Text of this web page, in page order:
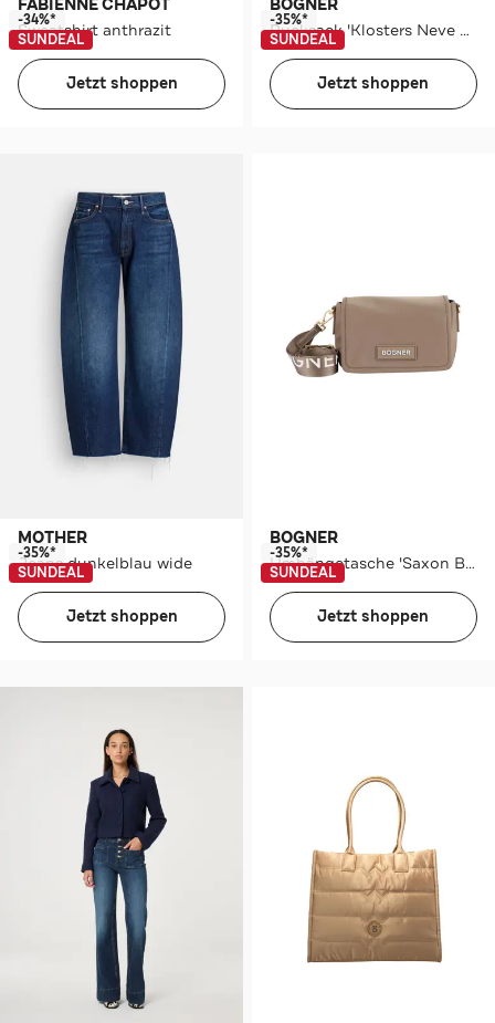
FABIENNE CHAPOT
Sweatshirt anthrazit
-34%*
SUNDEAL
Jetzt shoppen
BOGNER
Rucksack 'Klosters Neve Feline' creme
-35%*
SUNDEAL
Jetzt shoppen
MOTHER
Jeans dunkelblau wide
-35%*
SUNDEAL
Jetzt shoppen
BOGNER
Umhängetasche 'Saxon Bar' braun
-35%*
SUNDEAL
Jetzt shoppen